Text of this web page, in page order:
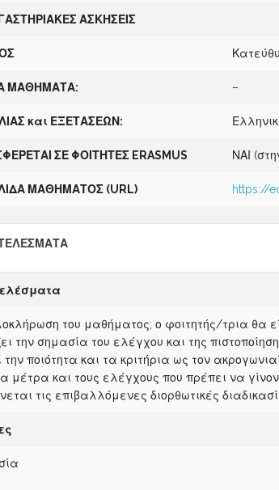
ΑΣΚΗΣΕΙΣ
ΜΑΘΗΜΑΤΑ: –
και ΕΞΕΤΑΣΕΩΝ:
ΣΕΦΟΙΤΗΤΕΣ ERASMUS ΝΑΙ
ΜΑΘΗΜΑΤΟΣ (URL) https://
του μαθήματος, ο φοιτητής/τρια θα
την σημασία του ελέγχου και της
ποιότητα και τα κριτήρια ως τον
μέτρα και τους ελέγχους που πρέπει να
τις επιβαλλόμενες διορθωτικές